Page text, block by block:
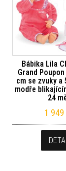
Bábika Lila
Grand
cm se zvuky a
modře
24
1 949